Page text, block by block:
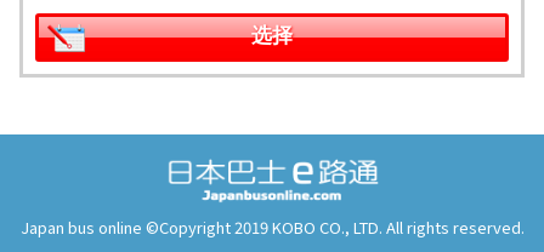
选择
Japan bus online ©Copyright 2019 KOBO CO., LTD. All rights reserved.